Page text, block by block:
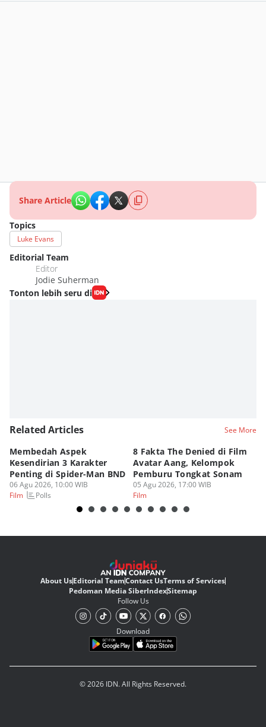
Share Article
Topics
Luke Evans
Editorial Team
Editor
Jodie Suherman
Tonton lebih seru di
Related Articles See More
Membedah Aspek
Kesendirian 3 Karakter
Penting di Spider-Man BND
06 Agu 2026, 10:00 WIB
Film
Polls
8 Fakta The Denied di Film
Avatar Aang, Kelompok
Pemburu Tongkat Sonam
05 Agu 2026, 17:00 WIB
Film
About UsEditorial TeamContact UsTerms of Services
Pedoman Media SiberIndexSitemap
Follow Us
Download
© 2026 IDN. All Rights Reserved.